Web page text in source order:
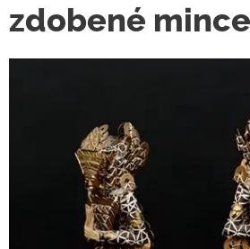
zdobené